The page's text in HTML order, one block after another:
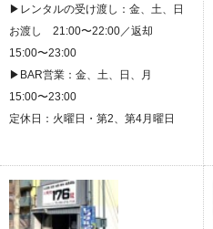
▶レンタルの受け渡し：金、土、日
お渡し 21:00〜22:00／返却
15:00〜23:00
▶BAR営業：金、土、日、月
15:00〜23:00
定休日：火曜日・第2、第4月曜日